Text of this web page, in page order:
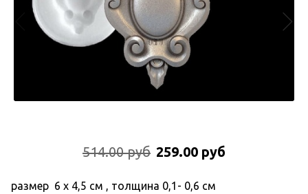
514.00 руб 259.00 руб
размер 6 х 4,5 см , толщина 0,1- 0,6 см